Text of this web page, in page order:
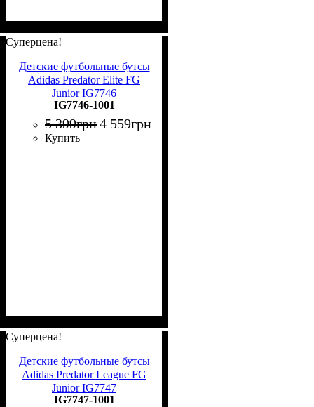
Суперцена!
Детские футбольные бутсы
Adidas Predator Elite FG
Junior IG7746
IG7746-1001
5 399грн4 559грн
Купить
Суперцена!
Детские футбольные бутсы
Adidas Predator League FG
Junior IG7747
IG7747-1001